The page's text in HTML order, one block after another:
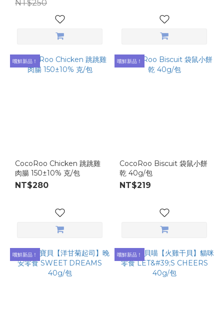
NT$250
嚐鮮新品！
CocoRoo Chicken 跳跳雞
肉腸 150±10% 克/包
NT$280
嚐鮮新品！
CocoRoo Biscuit 袋鼠小餅
乾 40g/包
NT$219
嚐鮮新品！ 嚐鮮新品！